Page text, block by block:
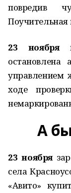
повредив
Поучительная
23 ноября
управлением
ходе
А
23 ноября
села
«Авито»